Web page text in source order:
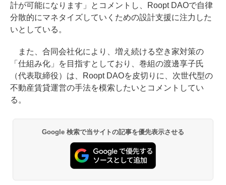
計が可能になります」とコメントし、Roopt DAOで自律
分散的にマネタイズしていくための設計支援に注力した
いとしている。
また、合同会社化により、増え続ける空き家対策の
「仕組み化」を目指すとしており、巻組の渡邊享子氏
（代表取締役）は、Roopt DAOを皮切りに、次世代型の
不動産賃貸運営の手法を模索したいとコメントしてい
る。
Google 検索で当サイトの記事を優先表示させる